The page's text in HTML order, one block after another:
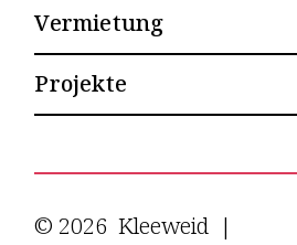
E-Parkplätze
Dokumente
Vermietung
Projekte
© 2026 Kleeweid |